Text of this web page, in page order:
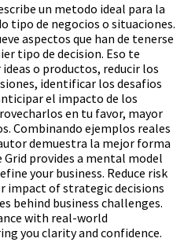
un metodo ideal para la
tipo de negocios o situaciones.
aspectos que han de tenerse
tipo de decision. Eso te
o productos, reducir los
identificar los desafios
el impacto de los
en tu favor, mayor
Combinando ejemplos reales
demuestra la mejor forma
provides a mental model
your business. Reduce risk
impact of strategic decisions
behind business challenges.
with real-world
you clarity and confidence.